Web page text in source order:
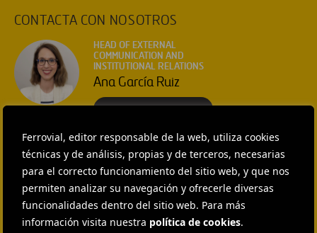
Ferrovial, editor responsable de la web, utiliza cookies
técnicas y de análisis, propias y de terceros, necesarias
para el correcto funcionamiento del sitio web, y que nos
permiten analizar su navegación y ofrecerle diversas
funcionalidades dentro del sitio web. Para más
información visita nuestra política de cookies.
CONTACTA CON NOSOTROS
HEAD OF EXTERNAL
COMMUNICATION AND
INSTITUTIONAL RELATIONS
Ana García Ruiz
ENVIAR CORREO
AND MEDIA RELATIONS
Isabel Muñoz Torres
EXTERNAL COMMUNICATION
AND MEDIA RELATIONS
Fátima Gracia De